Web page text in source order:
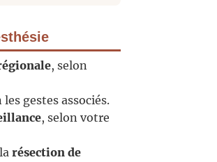
, selon
les gestes associés.
, selon votre
résection de